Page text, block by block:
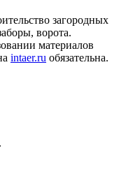
загородных
ворота.
материалов
intaer.ru обязательна.